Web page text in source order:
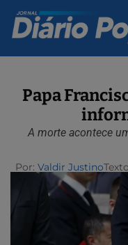
Papa
A morte acontece
Por: Valdir Justino